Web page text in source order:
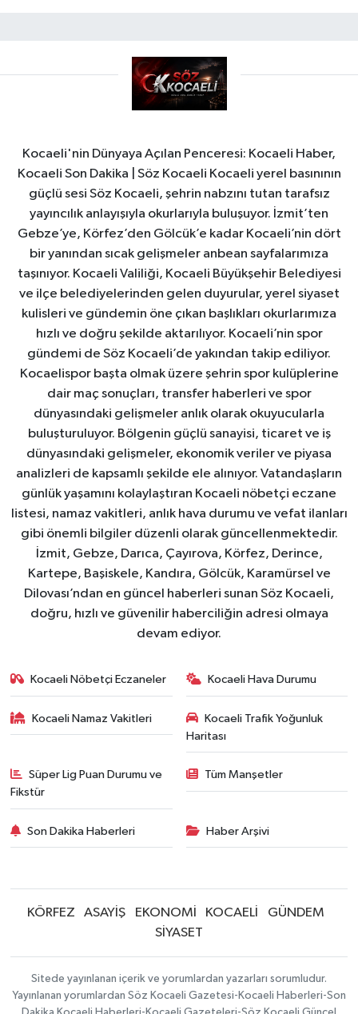
Kocaeli'nin Dünyaya Açılan Penceresi: Kocaeli Haber,
Kocaeli Son Dakika | Söz Kocaeli Kocaeli yerel basınının
güçlü sesi Söz Kocaeli, şehrin nabzını tutan tarafsız
yayıncılık anlayışıyla okurlarıyla buluşuyor. İzmit’ten
Gebze’ye, Körfez’den Gölcük’e kadar Kocaeli’nin dört
bir yanından sıcak gelişmeler anbean sayfalarımıza
taşınıyor. Kocaeli Valiliği, Kocaeli Büyükşehir Belediyesi
ve ilçe belediyelerinden gelen duyurular, yerel siyaset
kulisleri ve gündemin öne çıkan başlıkları okurlarımıza
hızlı ve doğru şekilde aktarılıyor. Kocaeli’nin spor
gündemi de Söz Kocaeli’de yakından takip ediliyor.
Kocaelispor başta olmak üzere şehrin spor kulüplerine
dair maç sonuçları, transfer haberleri ve spor
dünyasındaki gelişmeler anlık olarak okuyucularla
buluşturuluyor. Bölgenin güçlü sanayisi, ticaret ve iş
dünyasındaki gelişmeler, ekonomik veriler ve piyasa
analizleri de kapsamlı şekilde ele alınıyor. Vatandaşların
günlük yaşamını kolaylaştıran Kocaeli nöbetçi eczane
listesi, namaz vakitleri, anlık hava durumu ve vefat ilanları
gibi önemli bilgiler düzenli olarak güncellenmektedir.
İzmit, Gebze, Darıca, Çayırova, Körfez, Derince,
Kartepe, Başiskele, Kandıra, Gölcük, Karamürsel ve
Dilovası’ndan en güncel haberleri sunan Söz Kocaeli,
doğru, hızlı ve güvenilir haberciliğin adresi olmaya
devam ediyor.
Kocaeli Nöbetçi Eczaneler Kocaeli Hava Durumu
Kocaeli Namaz Vakitleri
Kocaeli Trafik Yoğunluk
Haritası
Süper Lig Puan Durumu ve
Fikstür
Tüm Manşetler
Son Dakika Haberleri Haber Arşivi
KÖRFEZ ASAYİŞ EKONOMİ KOCAELİ
GÜNDEM
SİYASET
Sitede yayınlanan içerik ve yorumlardan yazarları sorumludur.
Yayınlanan yorumlardan Söz Kocaeli Gazetesi-Kocaeli Haberleri-Son